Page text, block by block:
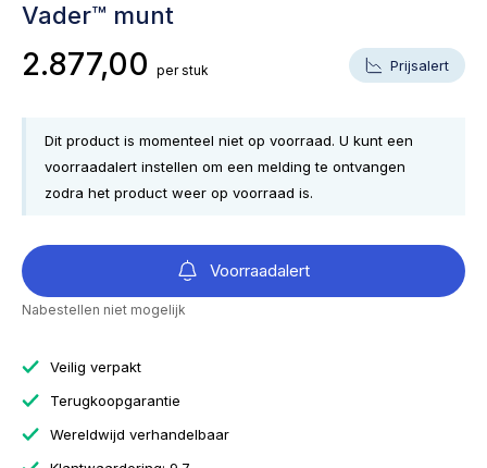
Vader™ munt
2.877,00 per stuk Prijsalert
Dit product is momenteel niet op voorraad. U kunt een
voorraadalert instellen om een melding te ontvangen
zodra het product weer op voorraad is.
Voorraadalert
Nabestellen niet mogelijk
Veilig verpakt
Terugkoopgarantie
Wereldwijd verhandelbaar